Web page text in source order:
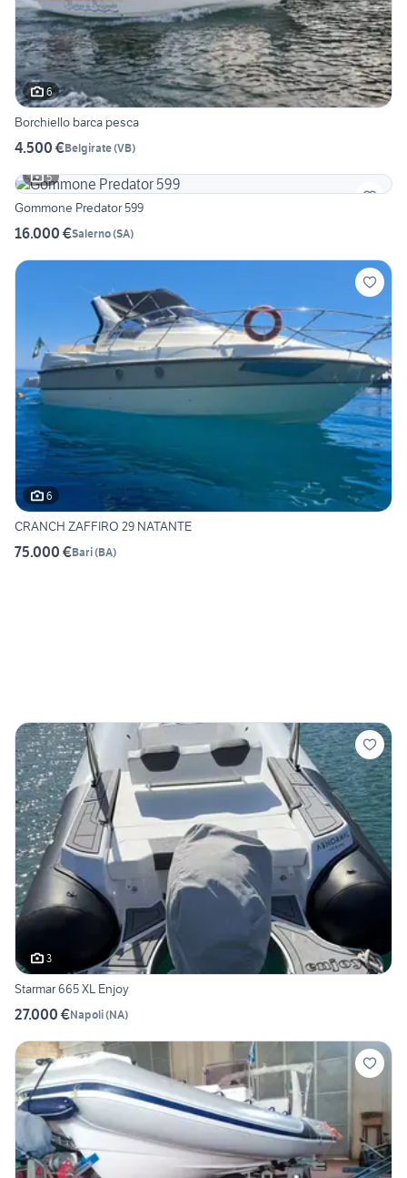
6
Borchiello barca pesca
4.500 €Belgirate(VB)
5
Gommone Predator 599
16.000 €Salerno(SA)
6
CRANCH ZAFFIRO 29 NATANTE
75.000 €Bari(BA)
3
Starmar 665 XL Enjoy
27.000 €Napoli(NA)